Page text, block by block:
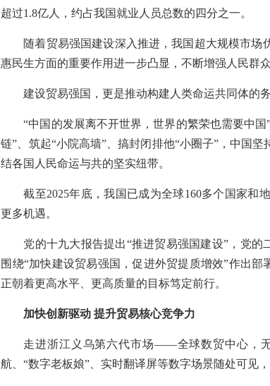
超过1.8亿人，约占我国就业人员总数的四分之一。
随着贸易强国建设深入推进，我国超大规模市场
惠民生方面的重要作用进一步凸显，不断增强人民群
建设贸易强国，更是推动构建人类命运共同体的务
“中国的发展离不开世界，世界的繁荣也需要中
链”、筑起“小院高墙”、搞封闭排他“小圈子”，中国
结各国人民命运与共的坚实纽带。
截至2025年底，我国已成为全球160多个国家和
更多机遇。
党的十九大报告提出“推进贸易强国建设”，党
围绕“加快建设贸易强国，促进外贸提质增效”作出
正朝着更高水平、更高质量的目标笃定前行。
加快创新驱动 提升贸易核心竞争力
走进浙江义乌第六代市场——全球数贸中心，
航、“数字老板娘”、实时翻译屏等数字场景随处可见